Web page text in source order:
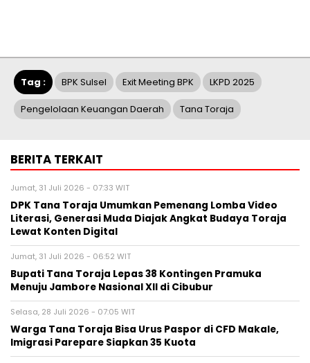
Tag : BPK Sulsel Exit Meeting BPK LKPD 2025
Pengelolaan Keuangan Daerah Tana Toraja
BERITA TERKAIT
Jumat, 31 Juli 2026 - 07:33 WIT
DPK Tana Toraja Umumkan Pemenang Lomba Video
Literasi, Generasi Muda Diajak Angkat Budaya Toraja
Lewat Konten Digital
Jumat, 31 Juli 2026 - 06:52 WIT
Bupati Tana Toraja Lepas 38 Kontingen Pramuka
Menuju Jambore Nasional XII di Cibubur
Selasa, 28 Juli 2026 - 07:05 WIT
Warga Tana Toraja Bisa Urus Paspor di CFD Makale,
Imigrasi Parepare Siapkan 35 Kuota